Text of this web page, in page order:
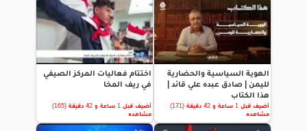
الهوية السياسية والحضارية
لليمن | صادق عبده علي قائد |
هذا الكتاب
أضيف قبل 1 ساعة و 42 دقيقة (171)
مشاهده
اختتام فعاليات المركز الصيفي
في ريف المخا
أضيف قبل 1 ساعة و 42 دقيقة (165)
مشاهده